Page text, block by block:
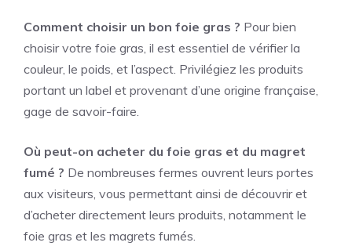
Comment choisir un bon foie gras ? Pour bien
choisir votre foie gras, il est essentiel de vérifier la
couleur, le poids, et l’aspect. Privilégiez les produits
portant un label et provenant d’une origine française,
gage de savoir-faire.
Où peut-on acheter du foie gras et du magret
fumé ? De nombreuses fermes ouvrent leurs portes
aux visiteurs, vous permettant ainsi de découvrir et
d’acheter directement leurs produits, notamment le
foie gras et les magrets fumés.